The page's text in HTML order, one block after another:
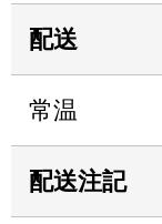
配送
常温
配送注記